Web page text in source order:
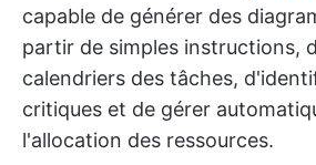
capable de générer des
partir de simples instructions,
calendriers des tâches,
critiques et de gérer
l'allocation des ressources.